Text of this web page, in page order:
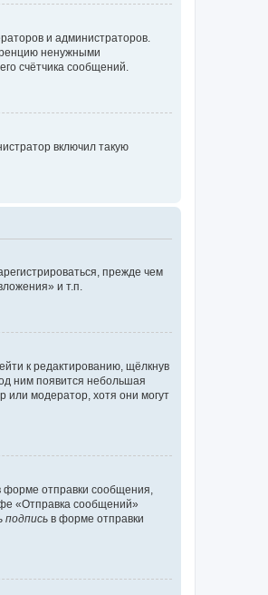
и администраторов.
ненужными
счётчика сообщений.
включил такую
прежде чем
и т.п.
к редактированию, щёлкнув
ним появится небольшая
или модератор, хотя они могут
форме отправки сообщения,
«Отправка сообщений»
подпись в форме отправки